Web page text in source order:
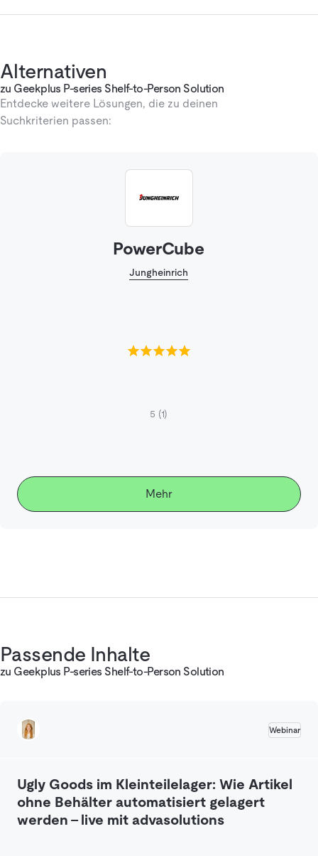
Alternativen
zu Geekplus P-series Shelf-to-Person Solution
Entdecke weitere Lösungen, die zu deinen
Suchkriterien passen:
PowerCube
Jungheinrich
5 (1)
Mehr
Passende Inhalte
zu Geekplus P-series Shelf-to-Person Solution
Webinar
Ugly Goods im Kleinteilelager: Wie Artikel
ohne Behälter automatisiert gelagert
werden – live mit advasolutions